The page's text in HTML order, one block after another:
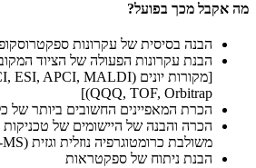
מה אקבל מכך בפועל?
הבנה בסיסית של עקרונות
הבנת עקרונות הפעולה של הציוד
QQQ, TOF, Orbitrap)]
הכרת המאפיינים החשובים ביותר של
הכרה והבנה של היישומים של
משולבת כרומטוגרפיה נוזלית וגזית (GC-MS, LC-MS)
הבנת ניתוח של ספקטראות